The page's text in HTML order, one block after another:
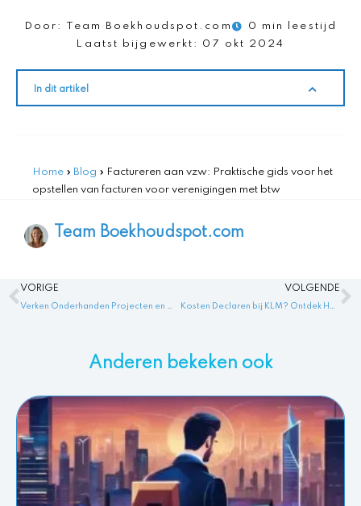
Door: Team Boekhoudspot.com
0 min leestijd
Laatst bijgewerkt:
07 okt 2024
In dit artikel
Home » Blog » Factureren aan vzw: Praktische gids voor het
opstellen van facturen voor verenigingen met btw
Team Boekhoudspot.com
Vorige
VORIGE VOLGENDE
Anderen bekeken ook